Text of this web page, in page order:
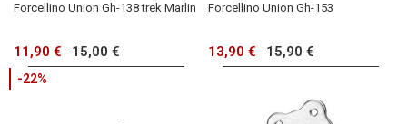
Forcellino Union Gh-138 trek Marlin
11,90 € 15,00 €
Forcellino Union Gh-153
13,90 € 15,90 €
-22%